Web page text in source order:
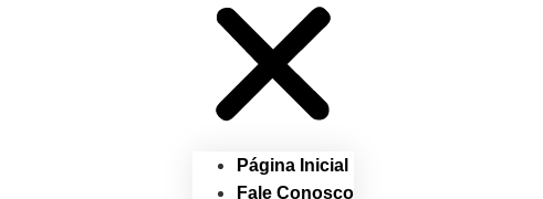
Página Inicial
Fale Conosco